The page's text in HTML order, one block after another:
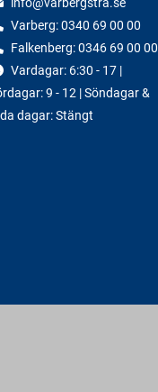
Varberg:0340 69 00 00
Falkenberg:0346 69 00 00
Vardagar: 6:30 - 17 |
9 - 12 | Söndagar &
dagar: Stängt